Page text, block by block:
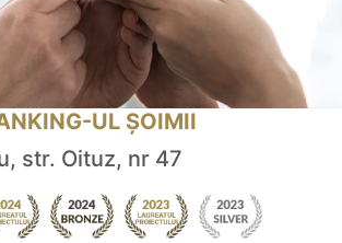
UL ȘOIMII
str. Oituz, nr 47